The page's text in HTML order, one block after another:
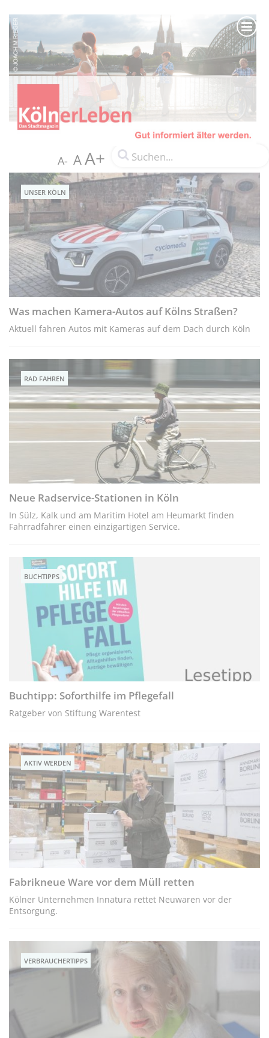
A- AA+
UNSER KÖLN
Was machen Kamera-Autos auf Kölns Straßen?
Aktuell fahren Autos mit Kameras auf dem Dach durch Köln
RAD FAHREN
Neue Radservice-Stationen in Köln
In Sülz, Kalk und am Maritim Hotel am Heumarkt finden
Fahrradfahrer einen einzigartigen Service.
BUCHTIPPS
Buchtipp: Soforthilfe im Pflegefall
Ratgeber von Stiftung Warentest
AKTIV WERDEN
Fabrikneue Ware vor dem Müll retten
Kölner Unternehmen Innatura rettet Neuwaren vor der
Entsorgung.
VERBRAUCHERTIPPS